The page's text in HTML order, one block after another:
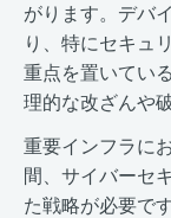
がります。デバ
り、特にセキュ
重点を置いてい
理的な改ざんや
重要インフラに
間、サイバーセ
た戦略が必要で